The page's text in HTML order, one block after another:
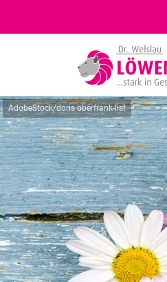
AdobeStock/doris oberfrank-list